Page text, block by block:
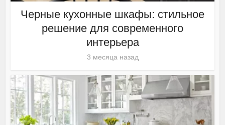
Черные кухонные шкафы: стильное
решение для современного
интерьера
3 месяца назад